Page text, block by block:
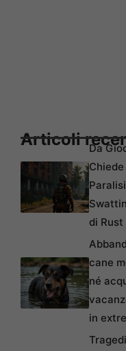
Articoli
Da
di Rust
cane
né
in